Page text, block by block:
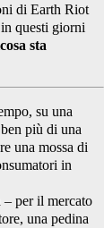
di Earth Riot
questi giorni
sta
su una
più di una
una mossa di
in
– per il mercato
una pedina